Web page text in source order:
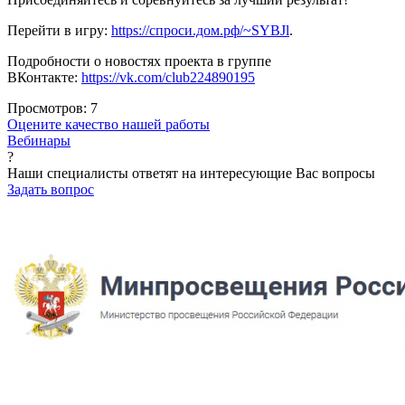
Перейти в игру: https://спроси.дом.рф/~SYBJl.
Подробности о новостях проекта в группе
ВКонтакте: https://vk.com/club224890195
Просмотров: 7
Оцените качество нашей работы
Вебинары
?
Наши специалисты ответят на интересующие Вас вопросы
Задать вопрос